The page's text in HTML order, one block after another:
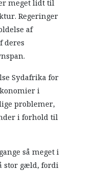
meget lidt til
Regeringer
af
deres
Sydafrika for
i
problemer,
i forhold til
så meget i
stor gæld, fordi